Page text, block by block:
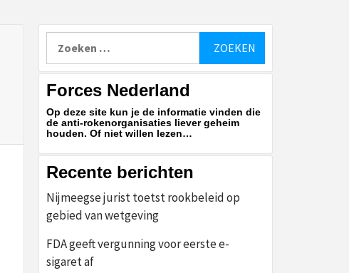
naar:
Forces Nederland
Op deze site kun je de informatie vinden die
de anti-rokenorganisaties liever geheim
houden. Of niet willen lezen…
Recente berichten
Nijmeegse jurist toetst rookbeleid op
gebied van wetgeving
FDA geeft vergunning voor eerste e-
sigaret af